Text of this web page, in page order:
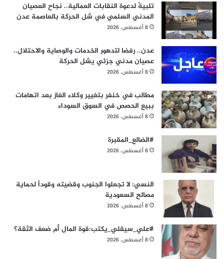
تلبيةً لدعوة النقابات العمالية.. نجاح العصيان
المدني السلمي في شل الحركة بالعاصمة عدن
8 أغسطس، 2026
عدن.. رفضا لتدهور الخدمات والوصاية والاحتلال..
عصيان مدني جزئي يشل الحركة
8 أغسطس، 2026
مطالب في خنفر بتغيير وكلاء الغاز بعد اتهامات
ببيع الحصص في السوق السوداء
8 أغسطس، 2026
#الضالع_المقبرة
8 أغسطس، 2026
النسي: لا تجعلوا الجنوب وقضيته وقوداً لحماية
مصالح السعودية
8 أغسطس، 2026
#علي_سيقلي_يكتب:قوة المال أم ضعف الثقة؟
8 أغسطس، 2026